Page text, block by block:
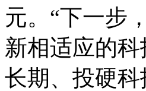
元。“下一步
新相适应的
长期、投硬